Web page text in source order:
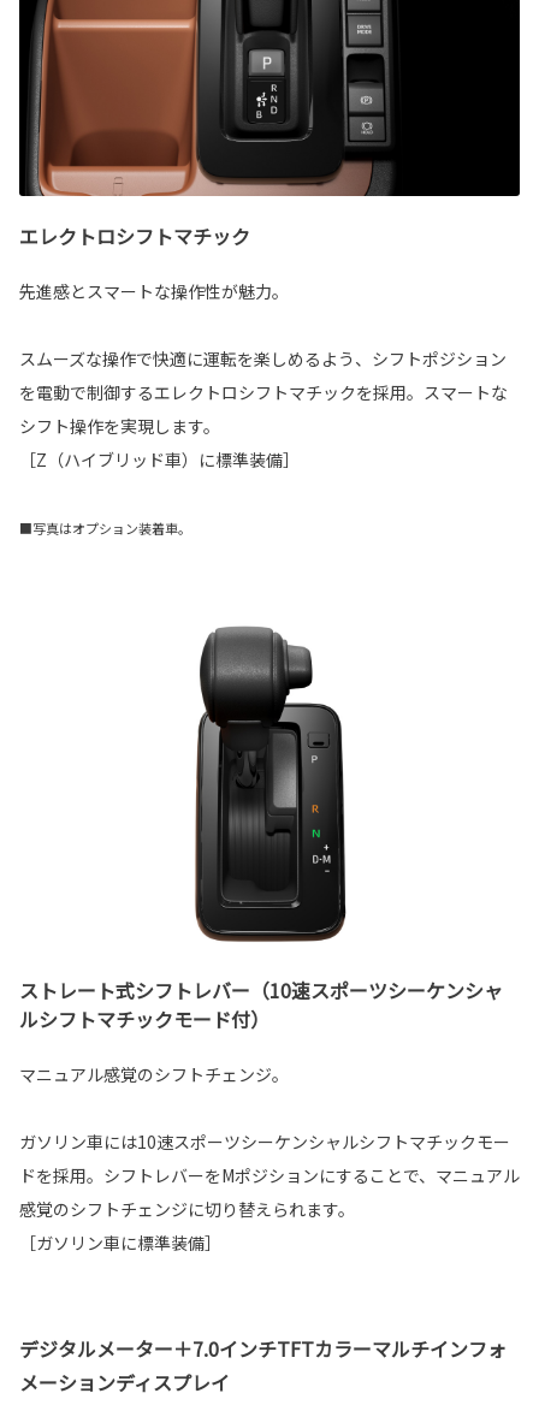
エレクトロシフトマチック
先進感とスマートな操作性が魅力。
スムーズな操作で快適に運転を楽しめるよう、シフトポジション
を電動で制御するエレクトロシフトマチックを採用。スマートな
シフト操作を実現します。
［Z（ハイブリッド車）に標準装備］
■写真はオプション装着車。
ストレート式シフトレバー（10速スポーツシーケンシャ
ルシフトマチックモード付）
マニュアル感覚のシフトチェンジ。
ガソリン車には10速スポーツシーケンシャルシフトマチックモー
ドを採用。シフトレバーをMポジションにすることで、マニュアル
感覚のシフトチェンジに切り替えられます。
［ガソリン車に標準装備］
デジタルメーター＋7.0インチTFTカラーマルチインフォ
メーションディスプレイ